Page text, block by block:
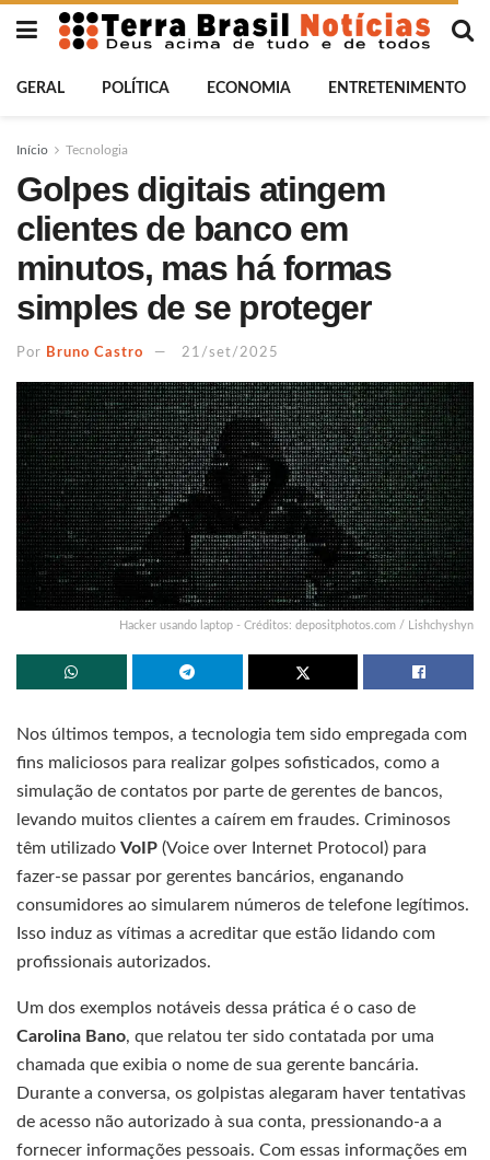
GERAL POLÍTICA ECONOMIA ENTRETENIMENTO
Início Tecnologia
Golpes digitais atingem
clientes de banco em
minutos, mas há formas
simples de se proteger
Por Bruno Castro 21/set/2025
Hacker usando laptop - Créditos: depositphotos.com / Lishchyshyn
Nos últimos tempos, a tecnologia tem sido empregada com
fins maliciosos para realizar golpes sofisticados, como a
simulação de contatos por parte de gerentes de bancos,
levando muitos clientes a caírem em fraudes. Criminosos
têm utilizado VoIP (Voice over Internet Protocol) para
fazer-se passar por gerentes bancários, enganando
consumidores ao simularem números de telefone legítimos.
Isso induz as vítimas a acreditar que estão lidando com
profissionais autorizados.
Um dos exemplos notáveis dessa prática é o caso de
Carolina Bano, que relatou ter sido contatada por uma
chamada que exibia o nome de sua gerente bancária.
Durante a conversa, os golpistas alegaram haver tentativas
de acesso não autorizado à sua conta, pressionando-a a
fornecer informações pessoais. Com essas informações em